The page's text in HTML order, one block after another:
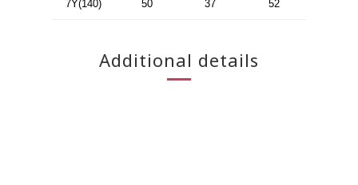
7Y(140) 50 37 52
Additional details